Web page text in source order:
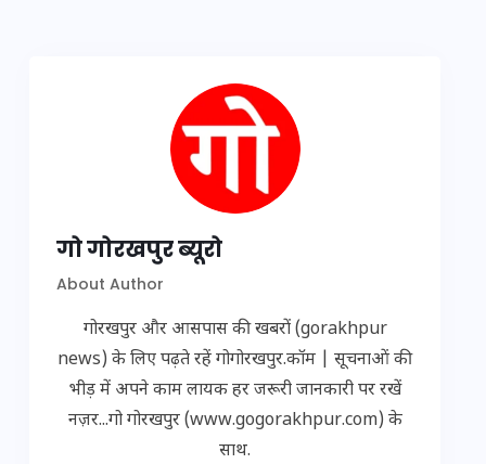
गो गोरखपुर ब्यूरो
About Author
गोरखपुर और आसपास की खबरों (gorakhpur
news) के लिए पढ़ते रहें गोगोरखपुर.कॉम | सूचनाओं की
भीड़ में अपने काम लायक हर जरूरी जानकारी पर रखें
नज़र...गो गोरखपुर (www.gogorakhpur.com) के
साथ.